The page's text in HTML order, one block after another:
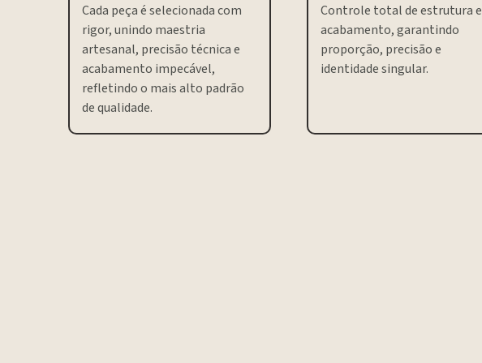
Cada peça é selecionada com
rigor, unindo maestria
artesanal, precisão técnica e
acabamento impecável,
refletindo o mais alto padrão
de qualidade.
Controle total de estrutura e
acabamento, garantindo
proporção, precisão e
identidade singular.